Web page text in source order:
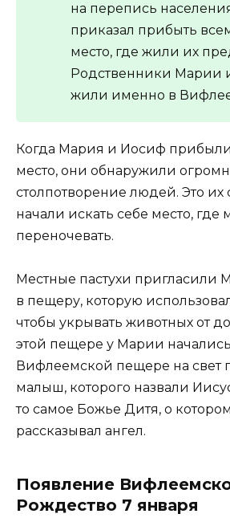
на перепись
приказал прибыть
место, где жили их
Родственники Марии
жили именно в
Когда Мария и Иосиф
место, они обнаружили
столпотворение людей. Это их
начали искать себе место,
переночевать.
Местные пастухи
в пещеру, которую
чтобы укрывать животных от
этой пещере у Марии
Вифлеемской пещере на свет
малыш, которого назвали
то самое Божье Дитя, о
рассказывал ангел.
Появление
Рождество 7 января